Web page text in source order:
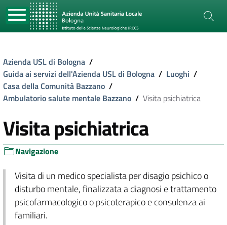
Azienda USL di Bologna /
Guida ai servizi dell'Azienda USL di Bologna / Luoghi /
Casa della Comunità Bazzano /
Ambulatorio salute mentale Bazzano / Visita psichiatrica
Visita psichiatrica
Navigazione
Visita di un medico specialista per disagio psichico o
disturbo mentale, finalizzata a diagnosi e trattamento
psicofarmacologico o psicoterapico e consulenza ai
familiari.